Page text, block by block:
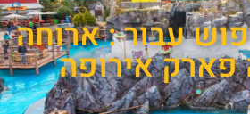
עבור : ארוחה
פארק אירופה